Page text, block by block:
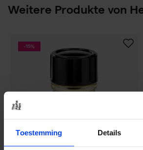
Toestemming Details
Weitere Produkte von
-15%